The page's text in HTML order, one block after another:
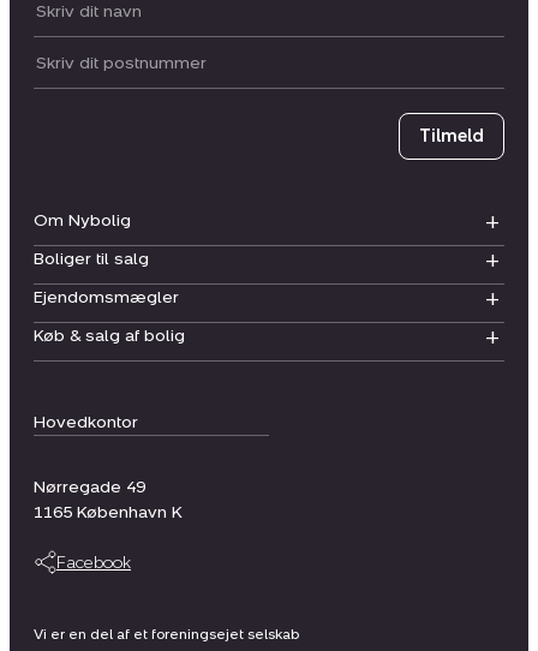
Hovedkontor
Nørregade 49
1165 København K
Facebook
Om Nybolig
Boliger til salg
Ejendomsmægler
Køb & salg af bolig
Dit navn:
Postnummer
Tilmeld
Vi er en del af et foreningsejet selskab